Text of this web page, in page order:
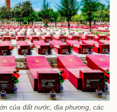
của đất nước, địa phương, các